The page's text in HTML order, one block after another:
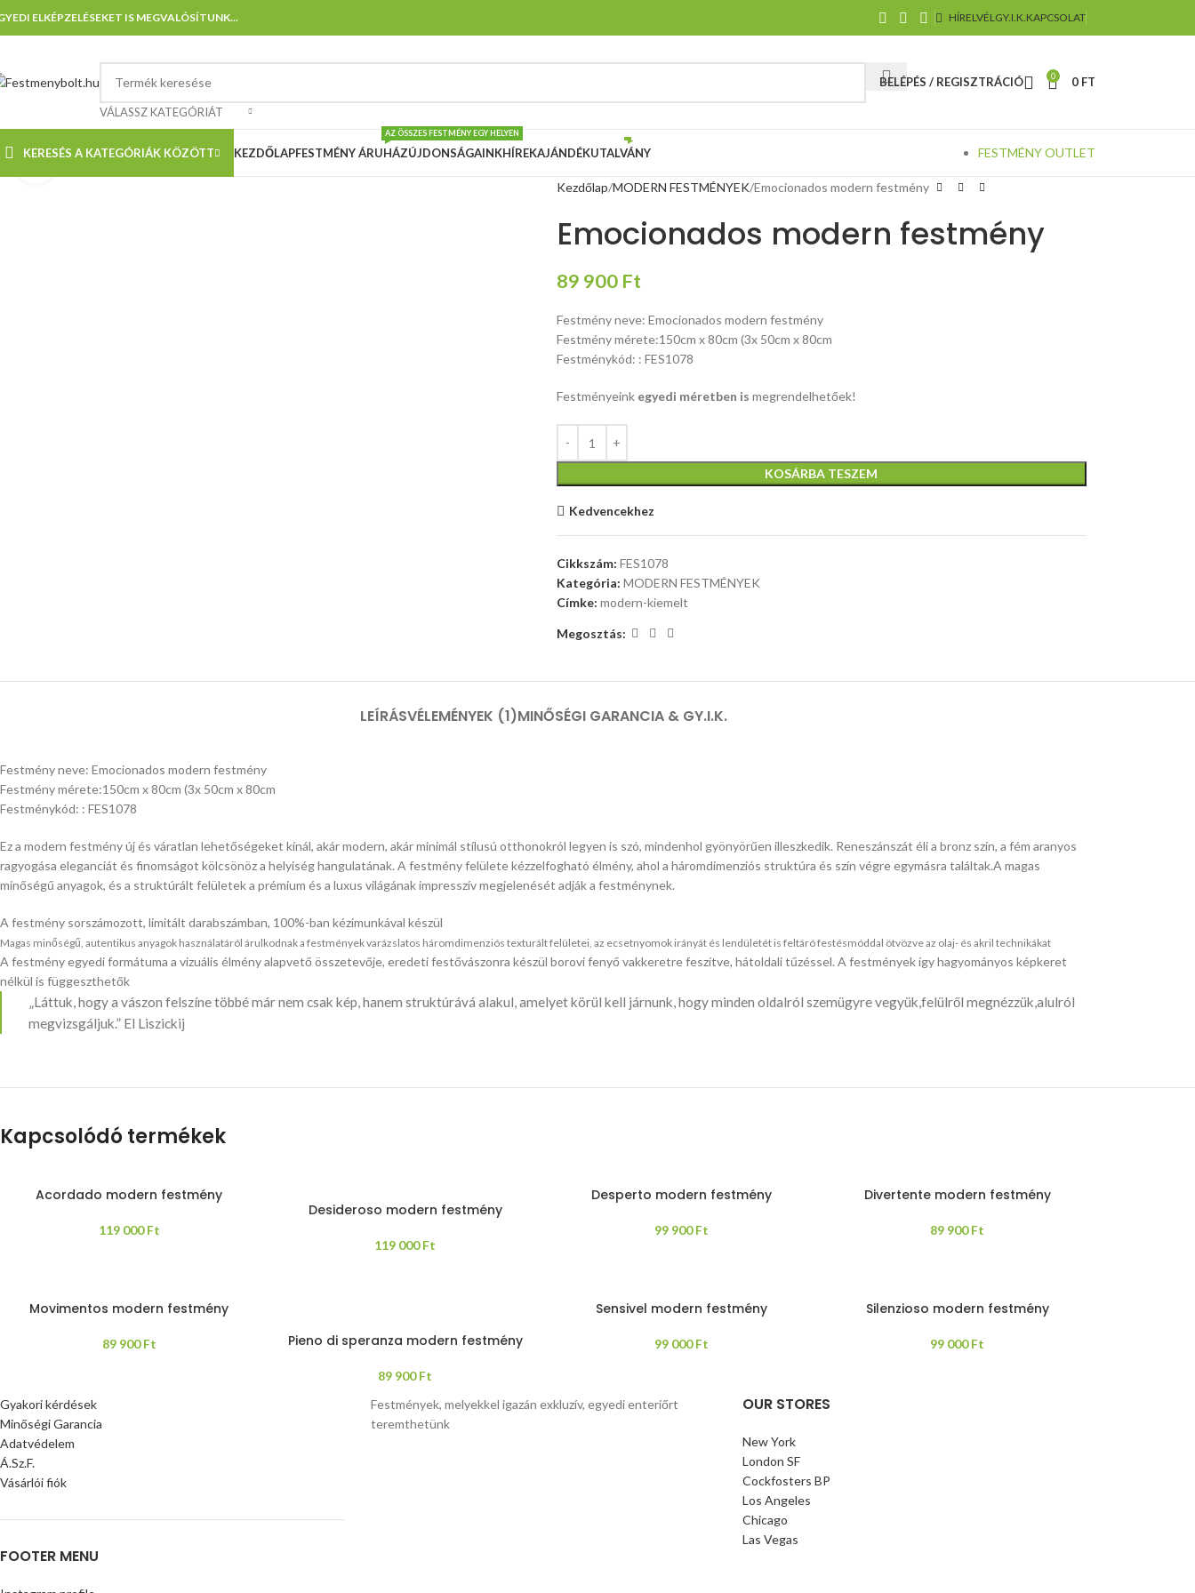
ELKÉPZELÉSEKET IS MEGVALÓSÍTUNK... HÍRELVÉLGY.I.K.KAPCSOLAT
VÁLASSZ KATEGÓRIÁT
BELÉPÉS / REGISZTRÁCIÓ 0 0 FT
KERESÉS A KATEGÓRIÁK KÖZÖTT KEZDŐLAPFESTMÉNY ÁRUHÁZ
AZ ÖSSZES FESTMÉNY EGY HELYEN
ÚJDONSÁGAINKHÍREKAJÁNDÉKUTALVÁNY FESTMÉNY OUTLET
Nagyításhoz kattints ide
Kezdőlap MODERN FESTMÉNYEK Emocionados modern festmény
Emocionados modern festmény
89 900 Ft
Festmény neve: Emocionados modern festmény
Festmény mérete:150cm x 80cm (3x 50cm x 80cm
Festménykód: : FES1078
Festményeink egyedi méretben is megrendelhetőek!
KOSÁRBA TESZEM
Kedvencekhez
Cikkszám: FES1078
Kategória: MODERN FESTMÉNYEK
Címke: modern-kiemelt
Megosztás:
LEÍRÁSVÉLEMÉNYEK (1)MINŐSÉGI GARANCIA & GY.I.K.
Festmény neve: Emocionados modern festmény
Festmény mérete:150cm x 80cm (3x 50cm x 80cm
Festménykód: : FES1078
Ez a modern festmény új és váratlan lehetőségeket kínál, akár modern, akár minimál stílusú otthonokról legyen is szó, mindenhol gyönyörűen illeszkedik. Reneszánszát éli a bronz szín, a fém aranyos
ragyogása eleganciát és finomságot kölcsönöz a helyiség hangulatának. A festmény felülete kézzelfogható élmény, ahol a háromdimenziós struktúra és szín végre egymásra találtak.A magas
minőségű anyagok, és a struktúrált felületek a prémium és a luxus világának impresszív megjelenését adják a festménynek.
A festmény sorszámozott, limitált darabszámban, 100%-ban kézimunkával készül
Magas minőségű, autentikus anyagok használatáról árulkodnak a festmények varázslatos háromdimenziós texturált felületei, az ecsetnyomok irányát és lendületét is feltáró festésmóddal ötvözve az olaj- és akril technikákat
A festmény egyedi formátuma a vizuális élmény alapvető összetevője, eredeti festővászonra készül borovi fenyő vakkeretre feszítve, hátoldali tűzéssel. A festmények így hagyományos képkeret
nélkül is függeszthetők
„Láttuk, hogy a vászon felszíne többé már nem csak kép, hanem struktúrává alakul, amelyet körül kell járnunk, hogy minden oldalról szemügyre vegyük,felülről megnézzük,alulról
megvizsgáljuk.” El Liszickij
Kapcsolódó termékek
Acordado modern festmény
119 000Ft
Desideroso modern festmény
119 000Ft
Desperto modern festmény
99 900Ft
Divertente modern festmény
89 900Ft
Movimentos modern festmény
89 900Ft Pieno di speranza modern festmény
89 900Ft
Sensivel modern festmény
99 000Ft
Silenzioso modern festmény
99 000Ft
Gyakori kérdések
Minőségi Garancia
Adatvédelem
Á.Sz.F.
Vásárlói fiók
FOOTER MENU
Festmények, melyekkel igazán exkluzív, egyedi enteriőrt
teremthetünk
OUR STORES
New York
London SF
Cockfosters BP
Los Angeles
Chicago
Las Vegas